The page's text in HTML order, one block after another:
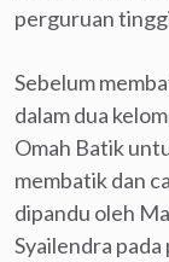
perguruan
Sebelum
dalam dua
Omah Batik
membatik dan
dipandu oleh
Syailendra